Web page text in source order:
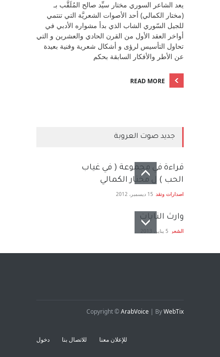
يعد الشاعر السوري مختار سيِّد صالح المُلَقَّب بـ
(مختار الكمالي) أحد الأصوات الشعريَّة التي تنتمي
للجيل السّوري الشاب الذي بدأ مشواره الأدبي في
أواخر العقد الأول من القرن الحادي والعشرين و التي
تحاول التأسيس لرؤى و أشكال شعرية وفنية بعيدة
عن الأطر والأفكار السابقة بحكم
READ MORE
جديد صوت العروبة
قراءة في مجموعة ( في غياب
الحب ) ل مختار الكمالي
اصدارات ونقد 15 ديسمبر، 2012
وارث النايات
الشعر 5 يناير، 2013
Copyright ©ArabVoice | ByWebTix
للإعلان معنا للاتصال بنا دخول